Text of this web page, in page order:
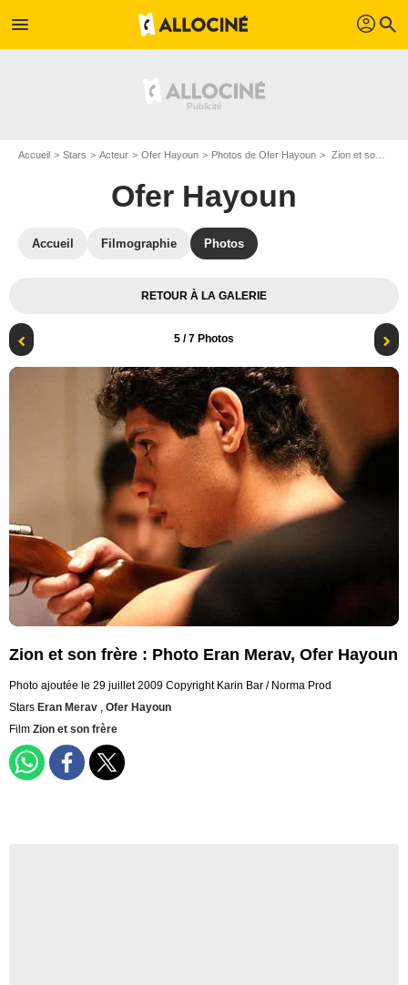
menu profil search
Accueil Stars Acteur Ofer Hayoun Photos de Ofer Hayoun Zion et son frère : Photo Eran Merav, Ofer Hayoun
Ofer Hayoun
Accueil Filmographie Photos
RETOUR À LA GALERIE
5 / 7 Photos
Zion et son frère : Photo Eran Merav, Ofer Hayoun
Photo ajoutée le 29 juillet 2009 Copyright Karin Bar / Norma Prod
Stars Eran Merav , Ofer Hayoun
Film Zion et son frère